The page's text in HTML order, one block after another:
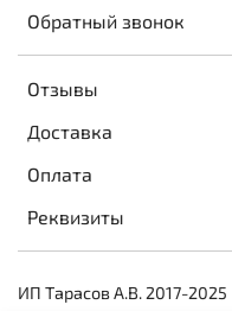
Обратный звонок
Отзывы
Доставка
Оплата
Реквизиты
ИП Тарасов А.В. 2017-2025